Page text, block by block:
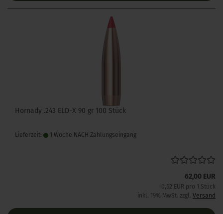
Hornady .243 ELD-X 90 gr 100 Stück
Lieferzeit: 1 Woche NACH Zahlungseingang
62,00 EUR
0,62 EUR pro 1 Stück
inkl. 19% MwSt. zzgl. Versand